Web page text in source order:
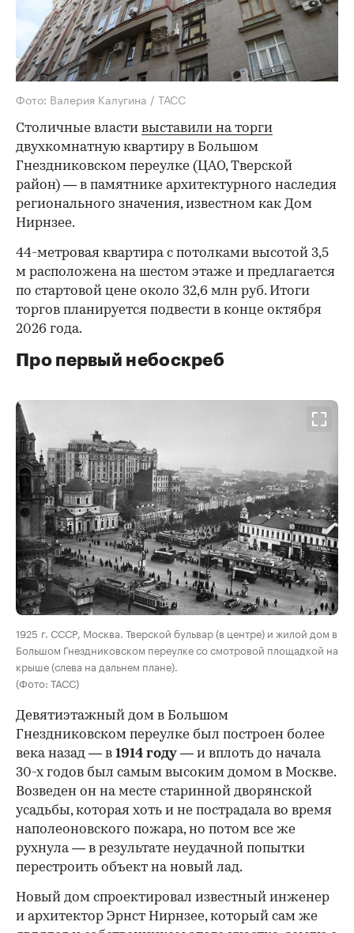
Фото: Валерия Калугина / ТАСС
Столичные власти выставили на торги
двухкомнатную квартиру в Большом
Гнездниковском переулке (ЦАО, Тверской
район) — в памятнике архитектурного наследия
регионального значения, известном как Дом
Нирнзее.
44-метровая квартира с потолками высотой 3,5
м расположена на шестом этаже и предлагается
по стартовой цене около 32,6 млн руб. Итоги
торгов планируется подвести в конце октября
2026 года.
Про первый небоскреб
00:00 / 00:00
1925 г. СССР, Москва. Тверской бульвар (в центре) и жилой дом в
Большом Гнездниковском переулке со смотровой площадкой на
крыше (слева на дальнем плане).
(Фото: ТАСС)
Девятиэтажный дом в Большом
Гнездниковском переулке был построен более
века назад — в 1914 году — и вплоть до начала
30-х годов был самым высоким домом в Москве.
Возведен он на месте старинной дворянской
усадьбы, которая хоть и не пострадала во время
наполеоновского пожара, но потом все же
рухнула — в результате неудачной попытки
перестроить объект на новый лад.
Новый дом спроектировал известный инженер
и архитектор Эрнст Нирнзее, который сам же